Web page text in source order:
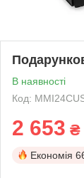
В наявності
Код:
2 653 ₴
Економія